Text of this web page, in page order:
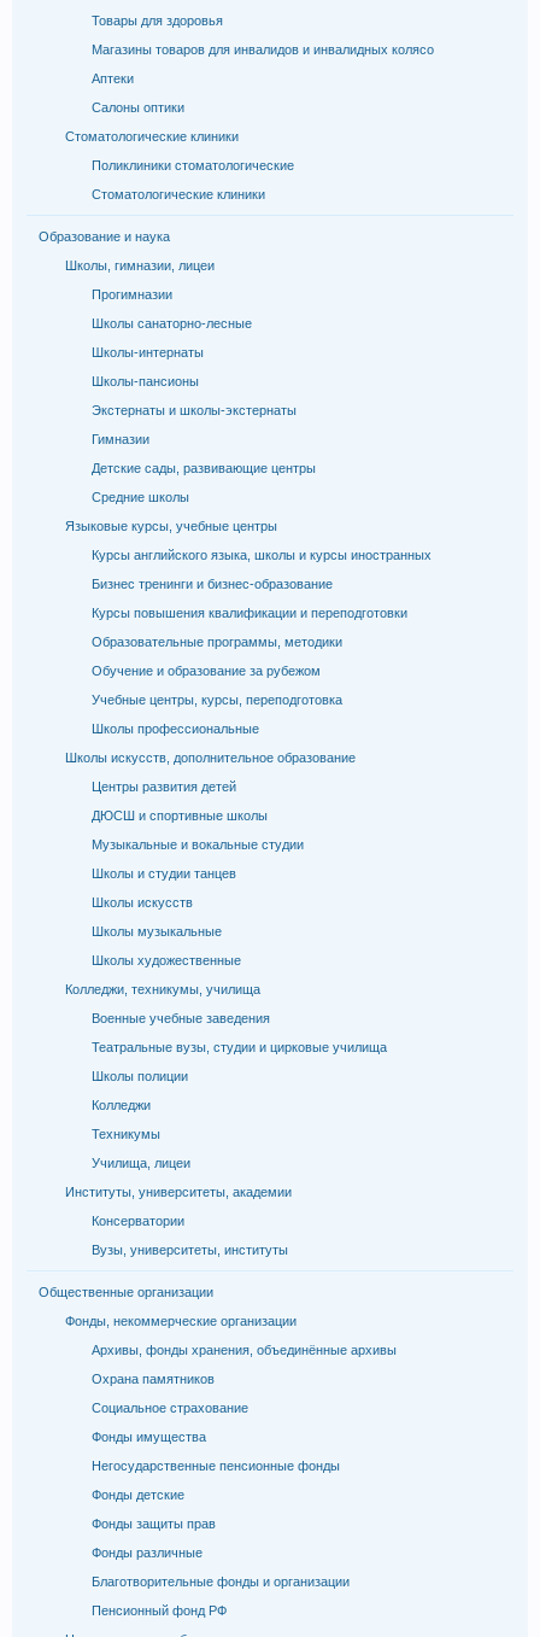
Товары для здоровья
Магазины товаров для инвалидов и инвалидных колясо
Аптеки
Салоны оптики
Стоматологические клиники
Поликлиники стоматологические
Стоматологические клиники
Образование и наука
Школы, гимназии, лицеи
Прогимназии
Школы санаторно-лесные
Школы-интернаты
Школы-пансионы
Экстернаты и школы-экстернаты
Гимназии
Детские сады, развивающие центры
Средние школы
Языковые курсы, учебные центры
Курсы английского языка, школы и курсы иностранных
Бизнес тренинги и бизнес-образование
Курсы повышения квалификации и переподготовки
Образовательные программы, методики
Обучение и образование за рубежом
Учебные центры, курсы, переподготовка
Школы профессиональные
Школы искусств, дополнительное образование
Центры развития детей
ДЮСШ и спортивные школы
Музыкальные и вокальные студии
Школы и студии танцев
Школы искусств
Школы музыкальные
Школы художественные
Колледжи, техникумы, училища
Военные учебные заведения
Театральные вузы, студии и цирковые училища
Школы полиции
Колледжи
Техникумы
Училища, лицеи
Институты, университеты, академии
Консерватории
Вузы, университеты, институты
Общественные организации
Фонды, некоммерческие организации
Архивы, фонды хранения, объединённые архивы
Охрана памятников
Социальное страхование
Фонды имущества
Негосударственные пенсионные фонды
Фонды детские
Фонды защиты прав
Фонды различные
Благотворительные фонды и организации
Пенсионный фонд РФ